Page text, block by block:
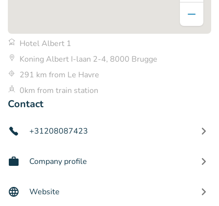
Hotel Albert 1
Koning Albert I-laan 2-4, 8000 Brugge
291 km from Le Havre
0km from train station
Contact
+31208087423
Company profile
Website